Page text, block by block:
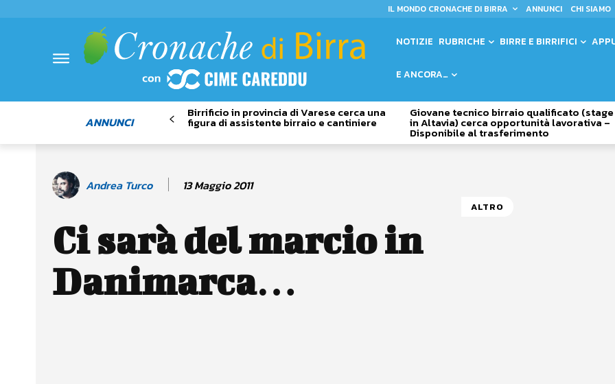
IL MONDO CRONACHE DI BIRRA ANNUNCI CHI SIAMO
NOTIZIE RUBRICHE BIRRE E BIRRIFICI
E ANCORA…
ANNUNCI
Birrificio in provincia di Varese cerca una
figura di assistente birraio e cantiniere
Giovane tecnico birraio qualificato (stage
in Altavia) cerca opportunità lavorativa –
Disponibile al trasferimento
Andrea Turco 13 Maggio 2011
Ci sarà del marcio in
Danimarca…
ALTRO